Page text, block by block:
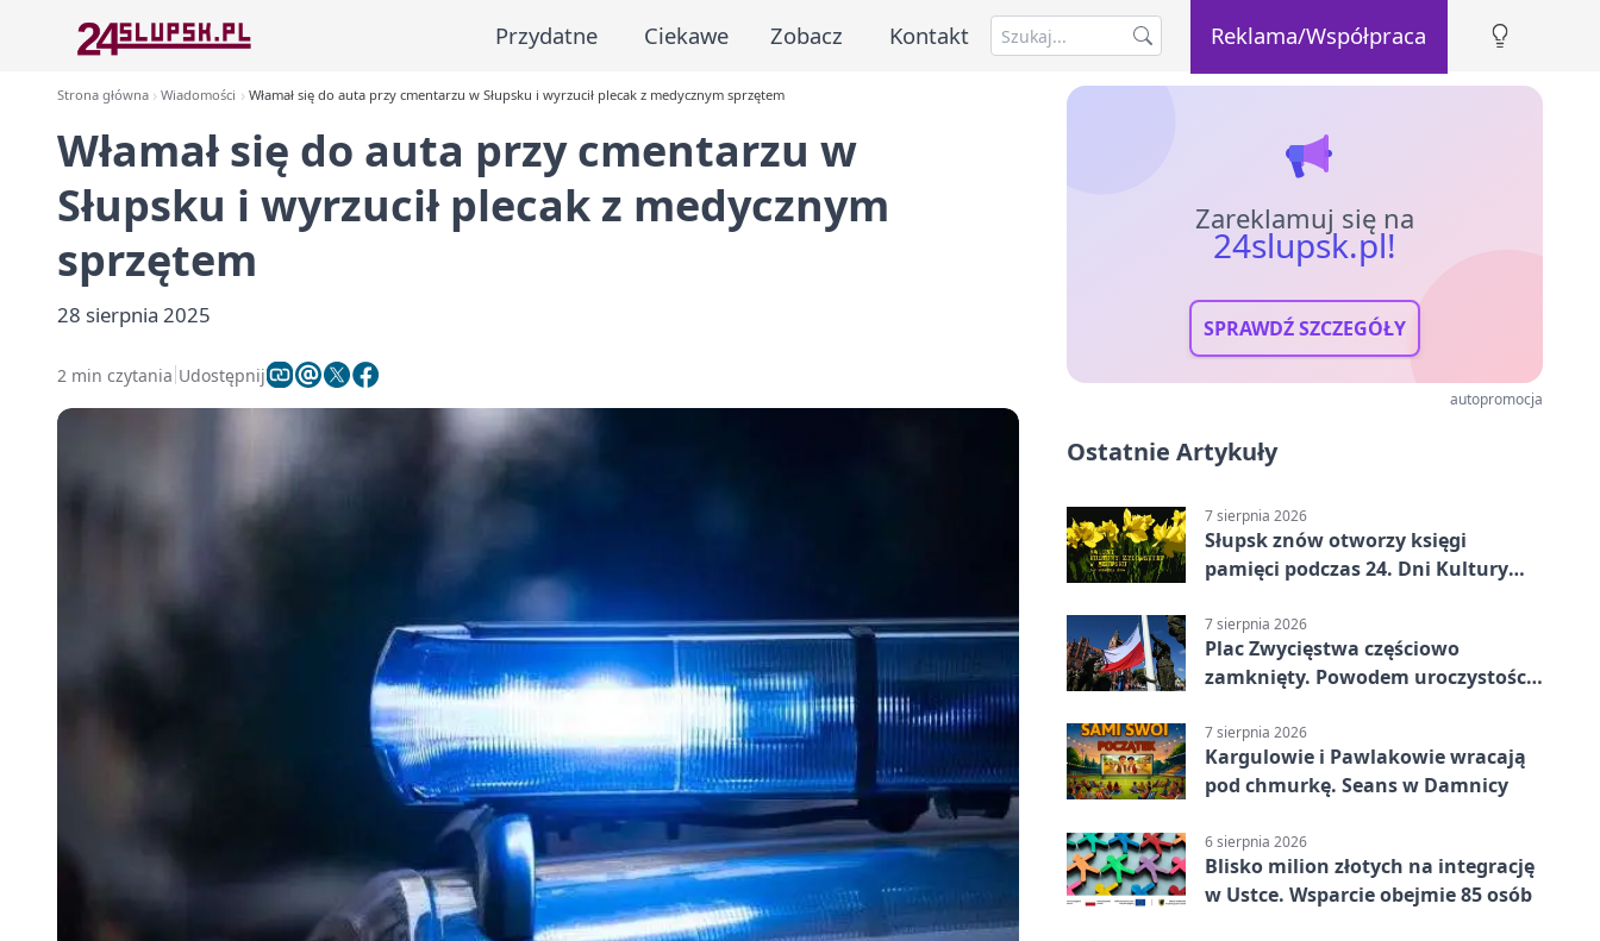
Przydatne Ciekawe Zobacz Kontakt Reklama/Współpraca
Strona główna Wiadomości Włamał się do auta przy cmentarzu w Słupsku i wyrzucił plecak z medycznym sprzętem
Włamał się do auta przy cmentarzu w
Słupsku i wyrzucił plecak z medycznym
sprzętem
28 sierpnia 2025
2 min czytania Udostępnij
Zareklamuj się na
24slupsk.pl!
SPRAWDŹ SZCZEGÓŁY
autopromocja
Ostatnie Artykuły
7 sierpnia 2026
Słupsk znów otworzy księgi
pamięci podczas 24. Dni Kultury
7 sierpnia 2026
Plac Zwycięstwa częściowo
zamknięty. Powodem uroczystości
7 sierpnia 2026
Kargulowie i Pawlakowie wracają
pod chmurkę. Seans w Damnicy
6 sierpnia 2026
Blisko milion złotych na integrację
w Ustce. Wsparcie obejmie 85 osób